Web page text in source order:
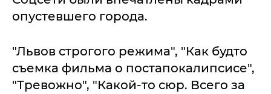
опустевшего города.
"Львов строгого режима", "Как будто
съемка фильма о постапокалипсисе",
"Тревожно", "Какой-то сюр. Всего за